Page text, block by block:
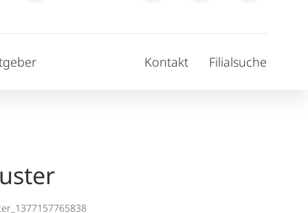
Kontakt Filialsuche